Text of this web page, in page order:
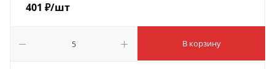
401 ₽/шт
В корзину